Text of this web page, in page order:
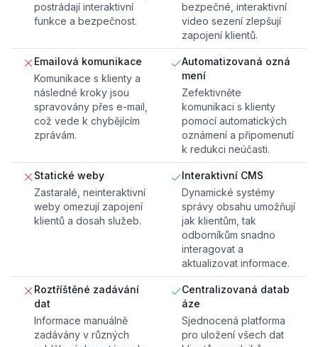
postrádají interaktivní
funkce a bezpečnost.
bezpečné, interaktivní
video sezení zlepšují
zapojení klientů.
Emailová komunikace
Komunikace s klienty a
následné kroky jsou
spravovány přes e-mail,
což vede k chybějícím
zprávám.
Automatizovaná ozná
mení
Zefektivněte
komunikaci s klienty
pomocí automatických
oznámení a připomenutí
k redukci neúčasti.
Statické weby
Zastaralé, neinteraktivní
weby omezují zapojení
klientů a dosah služeb.
Interaktivní CMS
Dynamické systémy
správy obsahu umožňují
jak klientům, tak
odborníkům snadno
interagovat a
aktualizovat informace.
Roztříštěné zadávání
dat
Informace manuálně
zadávány v různých
Centralizovaná datab
áze
Sjednocená platforma
pro uložení všech dat